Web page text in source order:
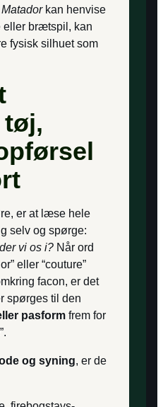
Matadorkan henvise
eller brætspil, kan
fysisk silhuet som
er at læse hele
selv og spørge:
vi os i? Når ord
eller “couture”
facon, er det
spørges til den
pasform frem for
og syning, er de